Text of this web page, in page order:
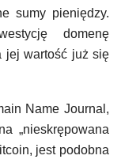
sumy pieniędzy.
domenę
jej wartość już się
Name Journal,
„nieskrępowana
jest podobna